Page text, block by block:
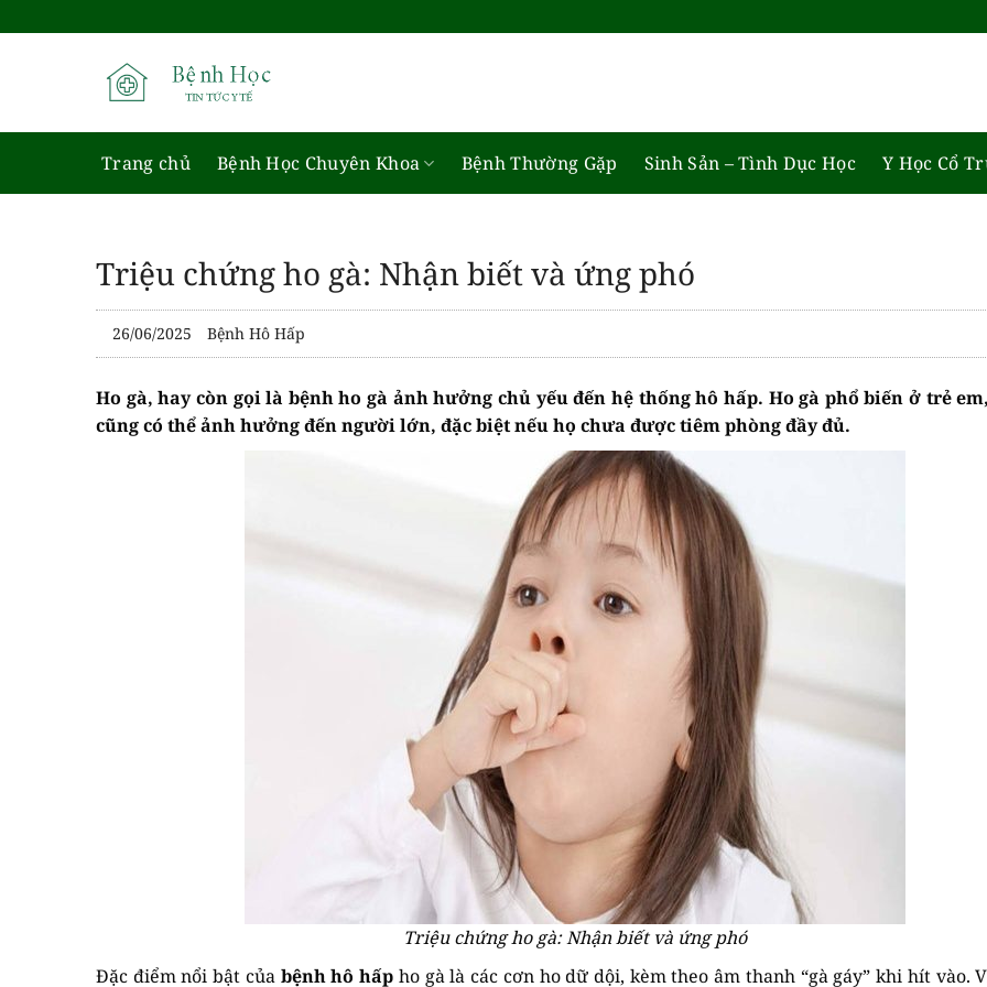
qua
Trang chủ Bệnh Học Chuyên Khoa Bệnh Thường Gặp Sinh Sản – Tình Dục Học Y Học Cổ
Triệu chứng ho gà: Nhận biết và ứng phó
26/06/2025 Bệnh Hô Hấp
Ho gà, hay còn gọi là bệnh ho gà ảnh hưởng chủ yếu đến hệ thống hô hấp. Ho gà phổ biến ở trẻ
cũng có thể ảnh hưởng đến người lớn, đặc biệt nếu họ chưa được tiêm phòng đầy đủ.
Triệu chứng ho gà: Nhận biết và ứng phó
Đặc điểm nổi bật của bệnh hô hấp ho gà là các cơn ho dữ dội, kèm theo âm thanh “gà gáy” khi hít vào.